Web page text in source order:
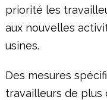
priorité les
aux nouvelles
usines.
Des mesures
travailleurs de plus